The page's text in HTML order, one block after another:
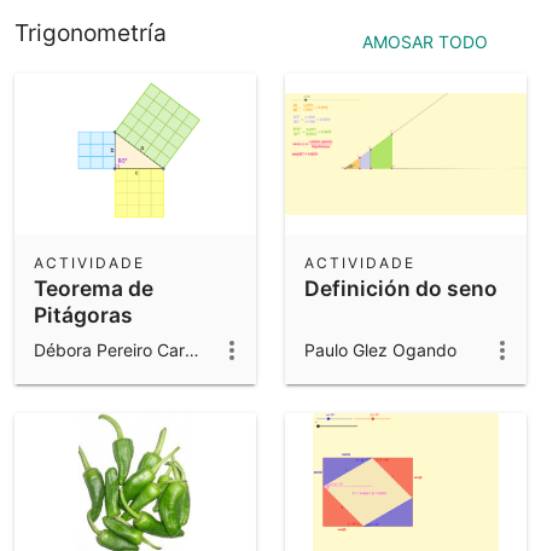
Trigonometría AMOSAR TODO
Teorema de
Pitágoras
ACTIVIDADE
Débora Pereiro Carbajo
Definición do seno
ACTIVIDADE
Paulo Glez Ogando